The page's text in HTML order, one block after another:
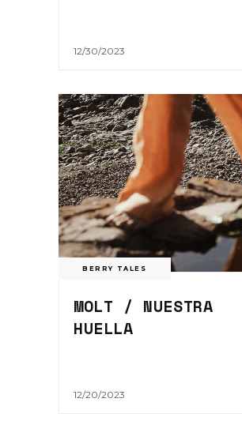
12/30/2023
BERRY TALES
MOLT / NUESTRA
HUELLA
12/20/2023